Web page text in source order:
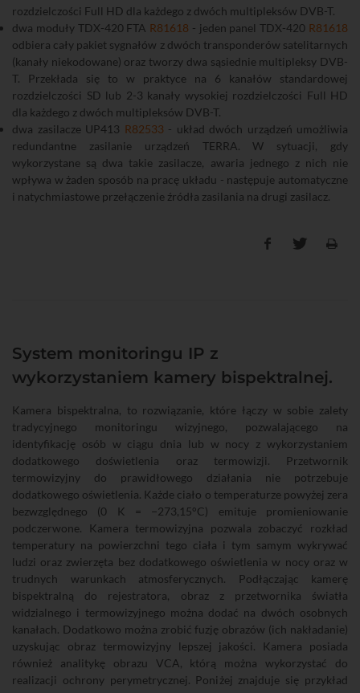
rozdzielczości Full HD dla każdego z dwóch multipleksów DVB-T.
dwa moduły TDX-420 FTA R81618 - jeden panel TDX-420 R81618
odbiera cały pakiet sygnałów z dwóch transponderów satelitarnych
(kanały niekodowane) oraz tworzy dwa sąsiednie multipleksy DVB-
T. Przekłada się to w praktyce na 6 kanałów standardowej
rozdzielczości SD lub 2-3 kanały wysokiej rozdzielczości Full HD
dla każdego z dwóch multipleksów DVB-T.
dwa zasilacze UP413 R82533 - układ dwóch urządzeń umożliwia
redundantne zasilanie urządzeń TERRA. W sytuacji, gdy
wykorzystane są dwa takie zasilacze, awaria jednego z nich nie
wpływa w żaden sposób na pracę układu - następuje automatyczne
i natychmiastowe przełączenie źródła zasilania na drugi zasilacz.
System monitoringu IP z
wykorzystaniem kamery bispektralnej.
Kamera bispektralna, to rozwiązanie, które łączy w sobie zalety
tradycyjnego monitoringu wizyjnego, pozwalającego na
identyfikację osób w ciągu dnia lub w nocy z wykorzystaniem
dodatkowego doświetlenia oraz termowizji. Przetwornik
termowizyjny do prawidłowego działania nie potrzebuje
dodatkowego oświetlenia. Każde ciało o temperaturze powyżej zera
bezwzględnego (0 K = −273,15°C) emituje promieniowanie
podczerwone. Kamera termowizyjna pozwala zobaczyć rozkład
temperatury na powierzchni tego ciała i tym samym wykrywać
ludzi oraz zwierzęta bez dodatkowego oświetlenia w nocy oraz w
trudnych warunkach atmosferycznych. Podłączając kamerę
bispektralną do rejestratora, obraz z przetwornika światła
widzialnego i termowizyjnego można dodać na dwóch osobnych
kanałach. Dodatkowo można zrobić fuzję obrazów (ich nakładanie)
uzyskując obraz termowizyjny lepszej jakości. Kamera posiada
również analitykę obrazu VCA, którą można wykorzystać do
realizacji ochrony perymetrycznej. Poniżej znajduje się przykład